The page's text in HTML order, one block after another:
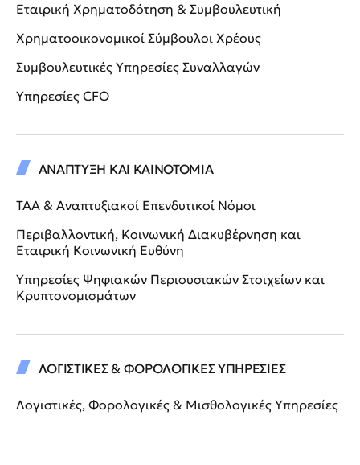
Εταιρική Χρηματοδότηση & Συμβουλευτική
Χρηματοοικονομικοί Σύμβουλοι Χρέους
Συμβουλευτικές Υπηρεσίες Συναλλαγών
Υπηρεσίες CFO
ΑΝΑΠΤΥΞΗ ΚΑΙ ΚΑΙΝΟΤΟΜΙΑ
ΤΑΑ & Αναπτυξιακοί Επενδυτικοί Νόμοι
Περιβαλλοντική, Κοινωνική Διακυβέρνηση και
Εταιρική Κοινωνική Ευθύνη
Υπηρεσίες Ψηφιακών Περιουσιακών Στοιχείων και
Κρυπτονομισμάτων
ΛΟΓΙΣΤΙΚΕΣ & ΦΟΡΟΛΟΓΙΚΕΣ ΥΠΗΡΕΣΙΕΣ
Λογιστικές, Φορολογικές & Μισθολογικές Υπηρεσίες